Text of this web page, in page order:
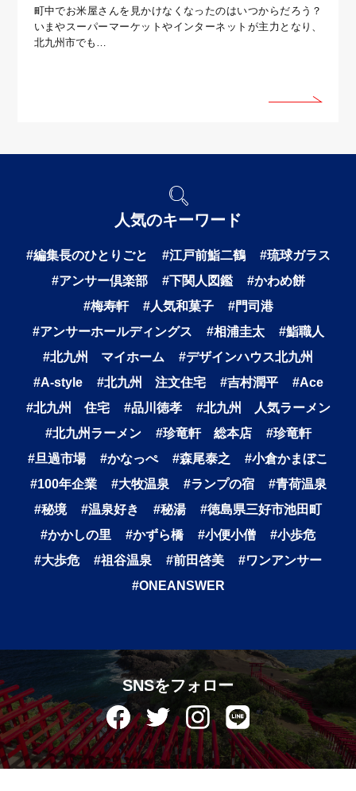
町中でお米屋さんを見かけなくなったのはいつからだろう？
いまやスーパーマーケットやインターネットが主力となり、
北九州市でも…
人気のキーワード
#編集長のひとりごと #江戸前鮨二鶴
#琉球ガラス
#アンサー倶楽部
#下関人図鑑
#かわめ餅
#梅寿軒
#人気和菓子
#門司港
#アンサーホールディングス
#相浦圭太
#鮨職人
#北九州 マイホーム
#デザインハウス北九州
#A-style
#北九州 注文住宅 #吉村潤平
#Ace
#北九州 住宅
#品川徳孝
#北九州 人気ラーメン
#北九州ラーメン
#珍竜軒 総本店
#珍竜軒
#旦過市場
#かなっぺ #森尾泰之
#小倉かまぼこ
#100年企業
#大牧温泉 #ランプの宿
#青荷温泉
#秘境
#温泉好き #秘湯
#徳島県三好市池田町
#かかしの里
#かずら橋 #小便小僧
#小歩危
#大歩危
#祖谷温泉 #前田啓美
#ワンアンサー
#ONEANSWER
SNSをフォロー